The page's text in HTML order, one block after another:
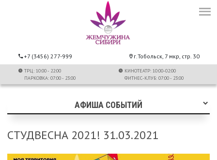
+7 (3456) 277-999 г.Тобольск, 7 мкр, стр. 30
ТРЦ: 10:00 - 22:00
ПАРКОВКА: 07:00 - 23:00
КИНОТЕАТР: 10:00-02:00
ФИТНЕС-КЛУБ: 07:00 - 23:00
АФИША СОБЫТИЙ
СТУДВЕСНА 2021! 31.03.2021